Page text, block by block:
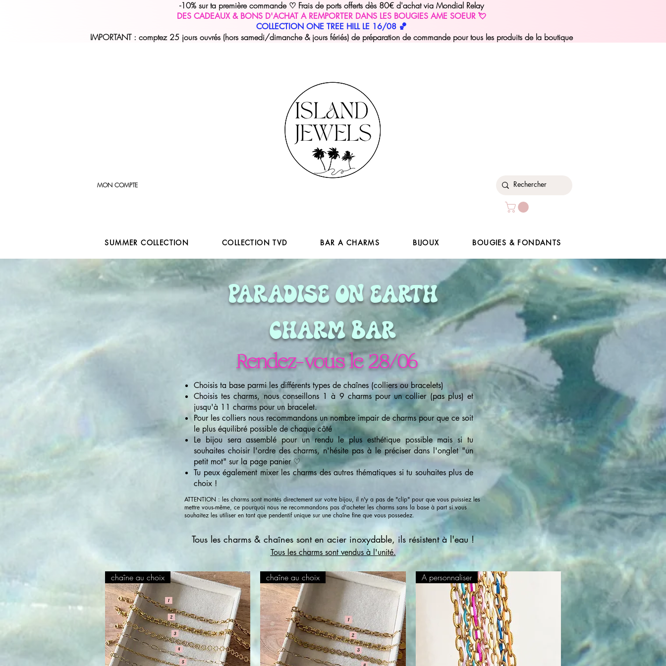
-10% sur ta première commande ♡ Frais de ports offerts dès 80€ d'achat via Mondial Relay
DES CADEAUX & BONS D'ACHAT A REMPORTER DANS LES BOUGIES AME SOEUR 💘
COLLECTION ONE TREE HILL LE 16/08 🏀
IMPORTANT : comptez 25 jours ouvrés (hors samedi/dimanche & jours fériés) de préparation de commande pour tous les produits de la boutique
MON COMPTE
SUMMER COLLECTION COLLECTION TVD BAR A CHARMS BIJOUX BOUGIES & FONDANTS
Paradise on Earth
charm bar
Rendez-vous le 28/06
Choisis ta base parmi les différents types de chaînes (colliers ou bracelets)
Choisis tes charms, nous conseillons 1 à 9 charms pour un collier (pas plus) et
jusqu'à 11 charms pour un bracelet.
Pour les colliers nous recommandons un nombre impair de charms pour que ce soit
le plus équilibré possible de chaque côté
Le bijou sera assemblé pour un rendu le plus esthétique possible mais si tu
souhaites choisir l'ordre des charms, n'hésite pas à le préciser dans l'onglet "un
petit mot" sur la page panier ♡
Tu peux également mixer les charms des autres thématiques si tu souhaites plus de
choix !
ATTENTION : les charms sont montés directement sur votre bijou, il n'y a pas de "clip" pour que vous puissiez les
mettre vous-même, ce pourquoi nous ne recommandons pas d'acheter les charms sans la base à part si vous
souhaitez les utiliser en tant que pendentif unique sur une chaîne fine que vous possedez.
Tous les charms & chaînes sont en acier inoxydable, ils résistent à l'eau !
Tous les charms sont vendus à l'unité.
chaîne au choix chaîne au choix A personnaliser